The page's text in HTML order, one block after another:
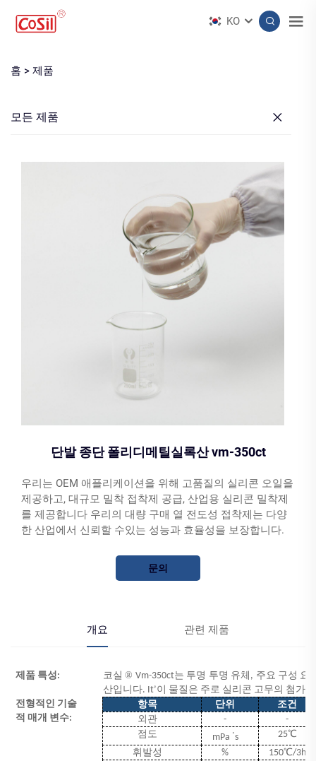
KO
홈 > 제품
모든 제품
단발 종단 폴리디메틸실록산 vm-350ct
우리는 OEM 애플리케이션을 위해 고품질의 실리콘 오일을
제공하고, 대규모 밀착 접착제 공급, 산업용 실리콘 밀착제
를 제공합니다 우리의 대량 구매 열 전도성 접착제는 다양
한 산업에서 신뢰할 수있는 성능과 효율성을 보장합니다.
문의
개요 관련 제품
제품 특성: 코실® Vm-350ct는 투명 투명 유체, 주요 구성 요
산입니다. It’이 물질은 주로 실리콘 고무의 첨가
전형적인 기술
적 매개 변수:
항목 단위
조건
외관
-
-
점도
mPa
.
s 25℃
휘발성
% 150℃/3h